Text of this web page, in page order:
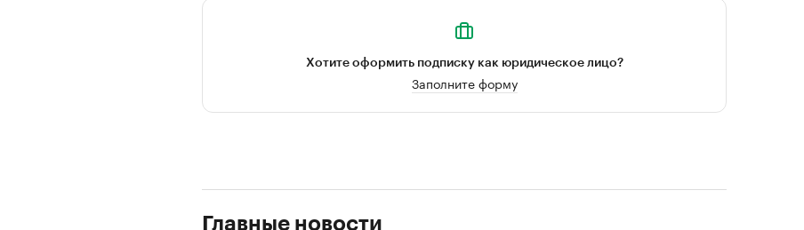
Хотите оформить подписку как юридическое лицо?
Заполните форму
Главные новости